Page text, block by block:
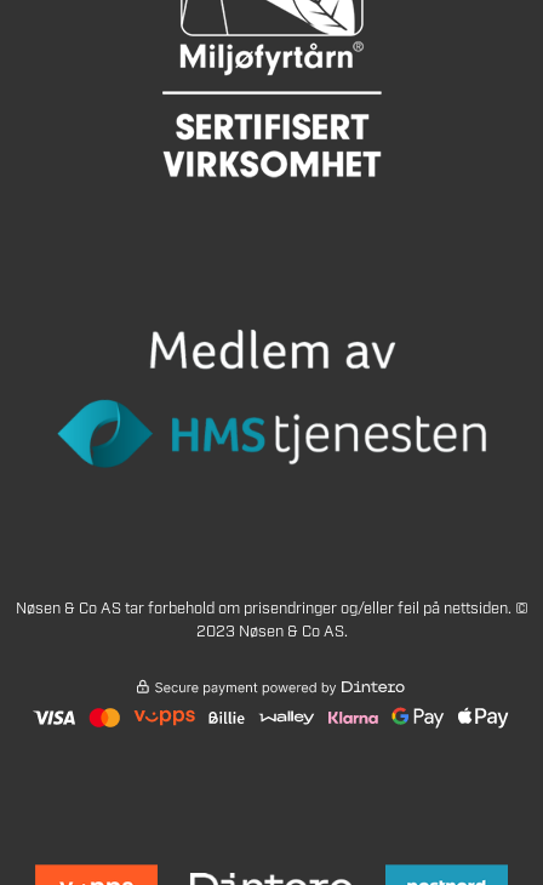
Nøsen & Co AS tar forbehold om prisendringer og/eller feil på nettsiden. ©
2023 Nøsen & Co AS.